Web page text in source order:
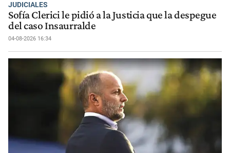
JUDICIALES
Sofía Clerici le pidió a la Justicia que la despegue
del caso Insaurralde
04-08-2026 16:34